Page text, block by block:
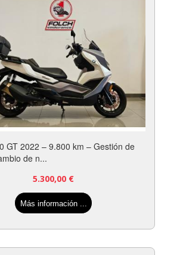
GT 2022 – 9.800 km – Gestión de
de n...
5.300,00 €
Más información ...